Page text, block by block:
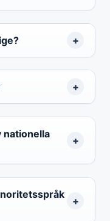
nationella